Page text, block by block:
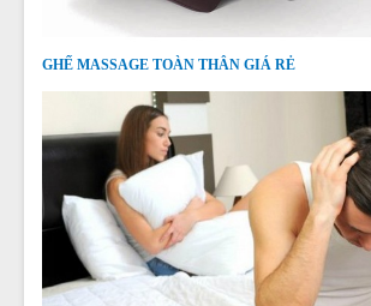
GHẾ MASSAGE TOÀN THÂN GIÁ RẺ